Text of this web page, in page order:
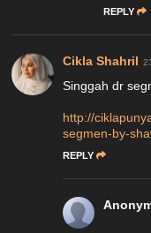
REPLY
Cikla Shahril
Singgah dr
http://
segmen-by-
REPLY